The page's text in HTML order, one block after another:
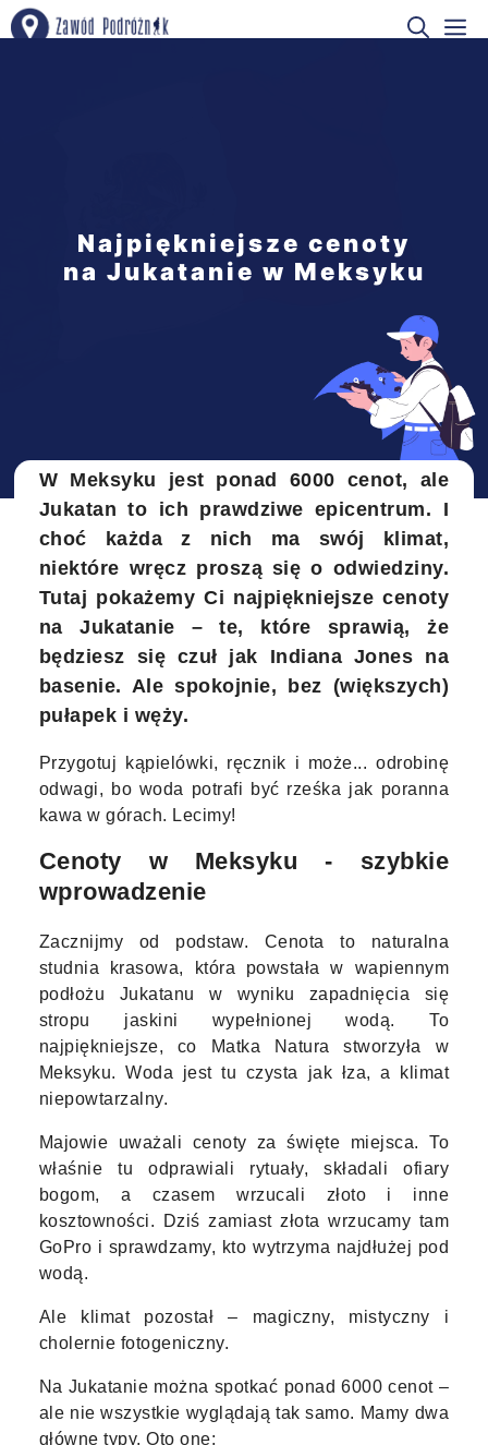
Przejdź
do
Najpiękniejsze cenoty
na Jukatanie w Meksyku
W Meksyku jest ponad 6000 cenot, ale
Jukatan to ich prawdziwe epicentrum. I
choć każda z nich ma swój klimat,
niektóre wręcz proszą się o odwiedziny.
Tutaj pokażemy Ci najpiękniejsze cenoty
na Jukatanie – te, które sprawią, że
będziesz się czuł jak Indiana Jones na
basenie. Ale spokojnie, bez (większych)
pułapek i węży.
Przygotuj kąpielówki, ręcznik i może... odrobinę
odwagi, bo woda potrafi być rześka jak poranna
kawa w górach. Lecimy!
Cenoty w Meksyku - szybkie
wprowadzenie
Zacznijmy od podstaw. Cenota to naturalna
studnia krasowa, która powstała w wapiennym
podłożu Jukatanu w wyniku zapadnięcia się
stropu jaskini wypełnionej wodą. To
najpiękniejsze, co Matka Natura stworzyła w
Meksyku. Woda jest tu czysta jak łza, a klimat
niepowtarzalny.
Majowie uważali cenoty za święte miejsca. To
właśnie tu odprawiali rytuały, składali ofiary
bogom, a czasem wrzucali złoto i inne
kosztowności. Dziś zamiast złota wrzucamy tam
GoPro i sprawdzamy, kto wytrzyma najdłużej pod
wodą.
Ale klimat pozostał – magiczny, mistyczny i
cholernie fotogeniczny.
Na Jukatanie można spotkać ponad 6000 cenot –
ale nie wszystkie wyglądają tak samo. Mamy dwa
główne typy. Oto one: